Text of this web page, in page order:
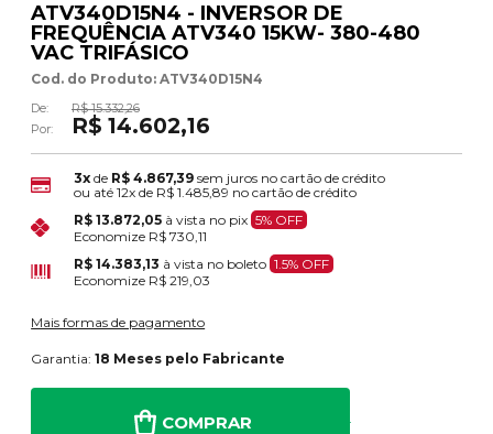
ATV340D15N4 - INVERSOR DE
FREQUÊNCIA ATV340 15KW- 380-480
VAC TRIFÁSICO
Cod. do Produto: ATV340D15N4
De:
R$ 15.332,26
Por:
R$ 14.602,16
3x de R$ 4.867,39 sem juros no cartão de crédito
ou até12x de R$ 1.485,89 no cartão de crédito
R$ 13.872,05 à vista no pix 5% OFF
Economize R$ 730,11
R$ 14.383,13 à vista no boleto 1.5% OFF
Economize R$ 219,03
Mais formas de pagamento
Garantia:18 Meses pelo Fabricante
COMPRAR